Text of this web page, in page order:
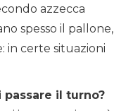
azzecca
spesso il pallone,
in certe situazioni
passare il turno?